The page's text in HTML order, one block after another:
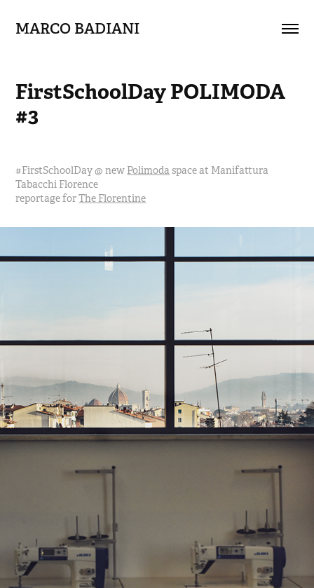
MARCO BADIANI
FirstSchoolDay POLIMODA
#3
#FirstSchoolDay @ new Polimoda space at Manifattura
Tabacchi Florence
reportage forThe Florentine